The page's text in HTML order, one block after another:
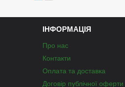
ІНФОРМАЦІЯ
Про нас
Контакти
Оплата та доставка
Договір публічної оферти